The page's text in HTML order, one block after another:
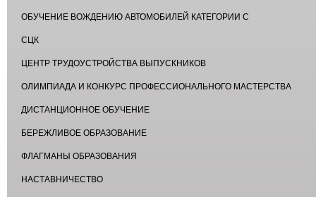
ОБУЧЕНИЕ ВОЖДЕНИЮ АВТОМОБИЛЕЙ КАТЕГОРИИ С
СЦК
ЦЕНТР ТРУДОУСТРОЙСТВА ВЫПУСКНИКОВ
ОЛИМПИАДА И КОНКУРС ПРОФЕССИОНАЛЬНОГО МАСТЕРСТВА
ДИСТАНЦИОННОЕ ОБУЧЕНИЕ
БЕРЕЖЛИВОЕ ОБРАЗОВАНИЕ
ФЛАГМАНЫ ОБРАЗОВАНИЯ
НАСТАВНИЧЕСТВО